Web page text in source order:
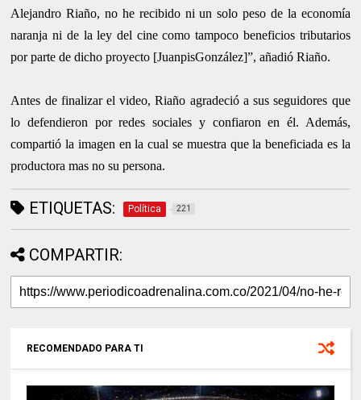
Alejandro Riaño, no he recibido ni un solo peso de la economía
naranja ni de la ley del cine como tampoco beneficios tributarios
por parte de dicho proyecto [JuanpisGonzález]”, añadió Riaño.
Antes de finalizar el video, Riaño agradeció a sus seguidores que
lo defendieron por redes sociales y confiaron en él. Además,
compartió la imagen en la cual se muestra que la beneficiada es la
productora mas no su persona.
ETIQUETAS: Política 221
COMPARTIR:
RECOMENDADO PARA TI